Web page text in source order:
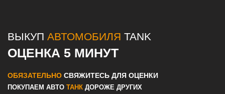
ВЫКУП АВТОМОБИЛЯ TANK
ОЦЕНКА 5 МИНУТ
ОБЯЗАТЕЛЬНО СВЯЖИТЕСЬ ДЛЯ ОЦЕНКИ
ПОКУПАЕМ АВТО ТАНК ДОРОЖЕ ДРУГИХ